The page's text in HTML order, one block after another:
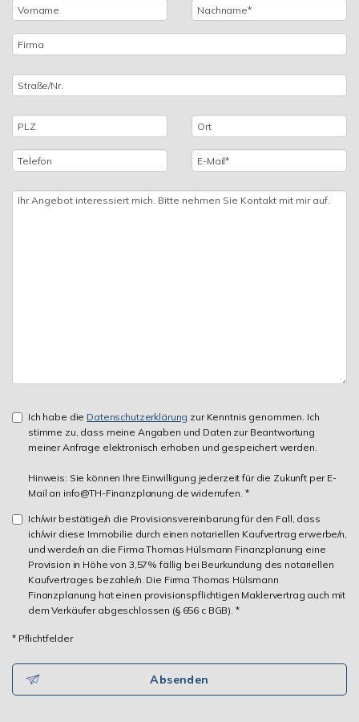
Ich habe die Datenschutzerklärung zur Kenntnis genommen. Ich
stimme zu, dass meine Angaben und Daten zur Beantwortung
meiner Anfrage elektronisch erhoben und gespeichert werden.
Hinweis: Sie können Ihre Einwilligung jederzeit für die Zukunft per E-
Mail an info@TH-Finanzplanung.de widerrufen. *
Ich/wir bestätige/n die Provisionsvereinbarung für den Fall, dass
ich/wir diese Immobilie durch einen notariellen Kaufvertrag erwerbe/n,
und werde/n an die Firma Thomas Hülsmann Finanzplanung eine
Provision in Höhe von 3,57% fällig bei Beurkundung des notariellen
Kaufvertrages bezahle/n. Die Firma Thomas Hülsmann
Finanzplanung hat einen provisionspflichtigen Maklervertrag auch mit
dem Verkäufer abgeschlossen (§ 656 c BGB). *
* Pflichtfelder
Absenden